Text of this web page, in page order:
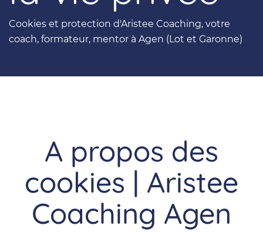
Cookies et protection d'Aristee Coaching, votre
coach, formateur, mentor à Agen (Lot et Garonne)
A propos des
cookies | Aristee
Coaching Agen